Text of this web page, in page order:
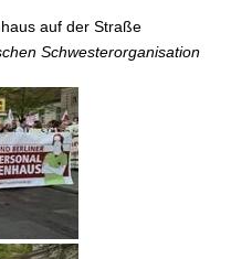
auf der Straße
Schwesterorganisation